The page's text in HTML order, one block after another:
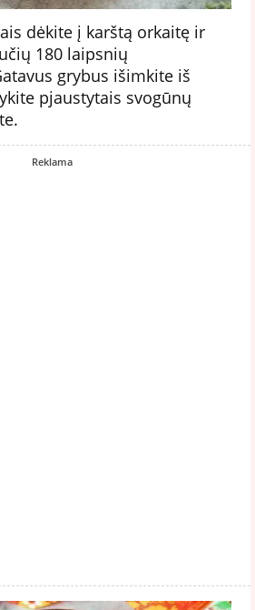
dėkite į karštą orkaitę ir
180 laipsnių
grybus išimkite iš
pjaustytais svogūnų
Reklama